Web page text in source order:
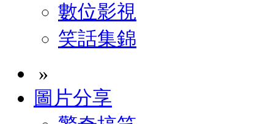
數位影視
笑話集錦
»
圖片分享